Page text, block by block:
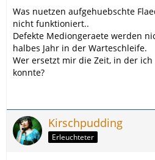
Was nuetzen aufgehuebschte
nicht funktioniert..
Defekte Mediongeraete werden
halbes Jahr in der Warteschleife.
Wer ersetzt mir die Zeit, in der
konnte?
Kirschpudding
Erleuchteter